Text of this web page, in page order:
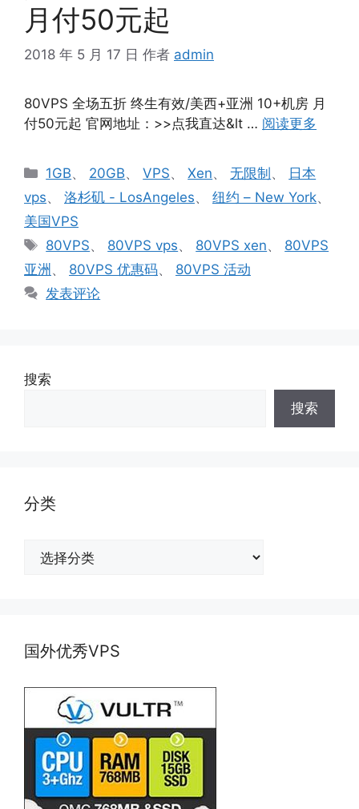
月付50元起
2018 年 5 月 17 日 作者 admin
80VPS 全场五折 终生有效/美西+亚洲 10+机房 月
付50元起 官网地址：>>点我直达&lt … 阅读更多
分
1GB、 20GB、VPS、Xen、无限制 、
日本
vps、 洛杉矶 - LosAngeles、 纽约 – New York、
美国VPS
标
签
80VPS、 80VPS vps、 80VPS xen、 80VPS
亚洲 、 80VPS 优惠码、 80VPS 活动
发表评论
搜索
搜索
分类
国外优秀VPS